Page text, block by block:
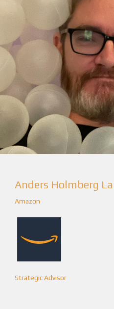
Anders Holmberg
Amazon
Strategic Advisor